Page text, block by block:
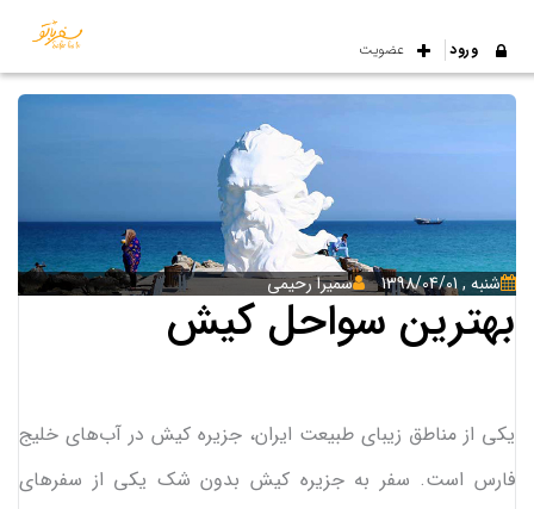
ورود عضویت
شنبه , 1398/04/01 سمیرا رحیمی
بهترین سواحل کیش
یکی از مناطق زیبای طبیعت ایران، جزیره کیش در آب‌های خلیج
فارس است. سفر به جزیره کیش بدون شک یکی از سفرهای